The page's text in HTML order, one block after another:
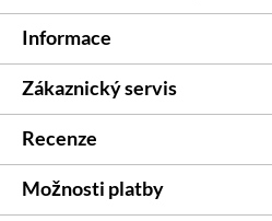
Informace
Zákaznický servis
Recenze
Možnosti platby